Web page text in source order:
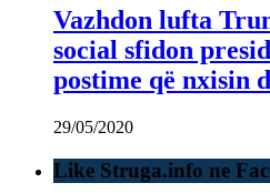
Vazhdon lufta
social sfidon
postime që nxisin
29/05/2020
Like Struga.info ne